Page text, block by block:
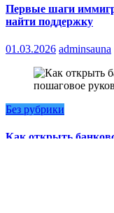
Первые шаги
найти поддержку
01.03.2026 adminsauna
Без рубрики
Как открыть